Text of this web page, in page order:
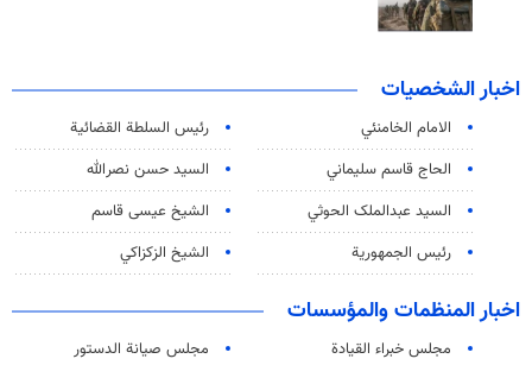
اخبار الشخصيات
الامام الخامنئي
رئیس السلطة القضائیة
الحاج قاسم سليماني
السيد حسن نصرالله
السید عبدالملک الحوثي
الشيخ عيسى قاسم
رئيس الجمهورية
الشيخ الزكزاكي
اخبار المنظمات والمؤسسات
مجلس خبراء القيادة
مجلس صيانة الدستور